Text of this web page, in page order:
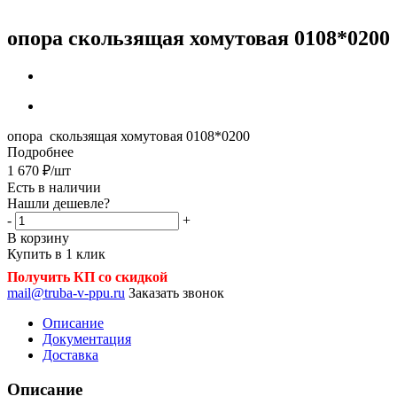
опора скользящая хомутовая 0108*0200
опора скользящая хомутовая 0108*0200
Подробнее
1 670 ₽/шт
Есть в наличии
Нашли дешевле?
-
+
В корзину
Купить в 1 клик
Получить КП со скидкой
mail@truba-v-ppu.ru Заказать звонок
Описание
Документация
Доставка
Описание